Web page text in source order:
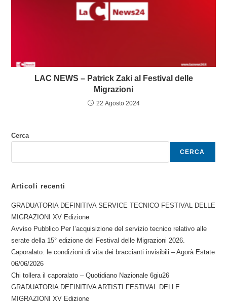
LAC NEWS – Patrick Zaki al Festival delle
Migrazioni
22 Agosto 2024
Cerca
CERCA
Articoli recenti
GRADUATORIA DEFINITIVA SERVICE TECNICO FESTIVAL DELLE
MIGRAZIONI XV Edizione
Avviso Pubblico Per l’acquisizione del servizio tecnico relativo alle
serate della 15° edizione del Festival delle Migrazioni 2026.
Caporalato: le condizioni di vita dei braccianti invisibili – Agorà Estate
06/06/2026
Chi tollera il caporalato – Quotidiano Nazionale 6giu26
GRADUATORIA DEFINITIVA ARTISTI FESTIVAL DELLE
MIGRAZIONI XV Edizione